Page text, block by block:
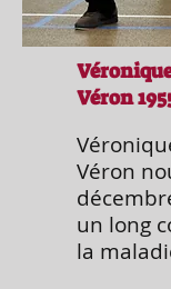
Véron
Véron
un long
la